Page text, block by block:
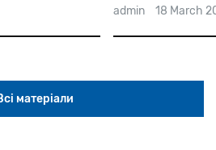
admin 18 March
матеріали